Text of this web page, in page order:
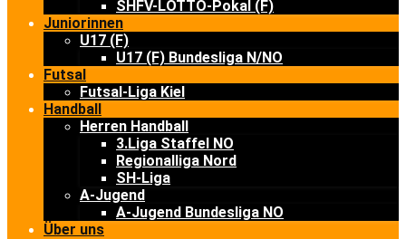
SHFV-LOTTO-Pokal (F)
Juniorinnen
U17 (F)
U17 (F) Bundesliga N/NO
Futsal
Futsal-Liga Kiel
Handball
Herren Handball
3.Liga Staffel NO
Regionalliga Nord
SH-Liga
A-Jugend
A-Jugend Bundesliga NO
Über uns